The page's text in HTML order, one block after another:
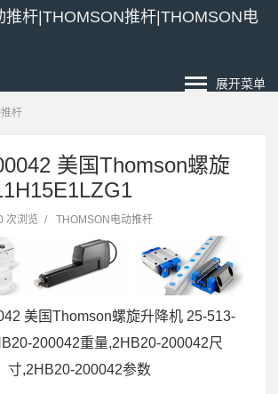
推杆|THOMSON推杆|THOMSON电
展开菜单
杆
美国Thomson螺旋
次浏览 / THOMSON电动推杆
美国Thomson螺旋升降机 25-513-
200042重量,2HB20-200042尺
寸,2HB20-200042参数